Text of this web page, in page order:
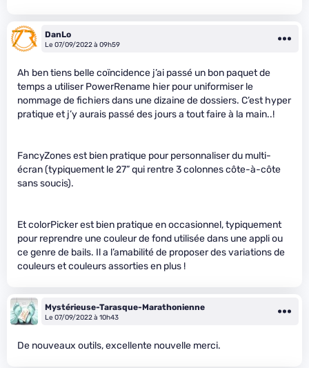
DanLo
Le 07/09/2022 à 09h59
Ah ben tiens belle coïncidence j’ai passé un bon paquet de
temps a utiliser PowerRename hier pour uniformiser le
nommage de fichiers dans une dizaine de dossiers. C’est hyper
pratique et j’y aurais passé des jours a tout faire à la main..!
FancyZones est bien pratique pour personnaliser du multi-
écran (typiquement le 27” qui rentre 3 colonnes côte-à-côte
sans soucis).
Et colorPicker est bien pratique en occasionnel, typiquement
pour reprendre une couleur de fond utilisée dans une appli ou
ce genre de bails. Il a l’amabilité de proposer des variations de
couleurs et couleurs assorties en plus !
Mystérieuse-Tarasque-Marathonienne
Le 07/09/2022 à 10h43
De nouveaux outils, excellente nouvelle merci.